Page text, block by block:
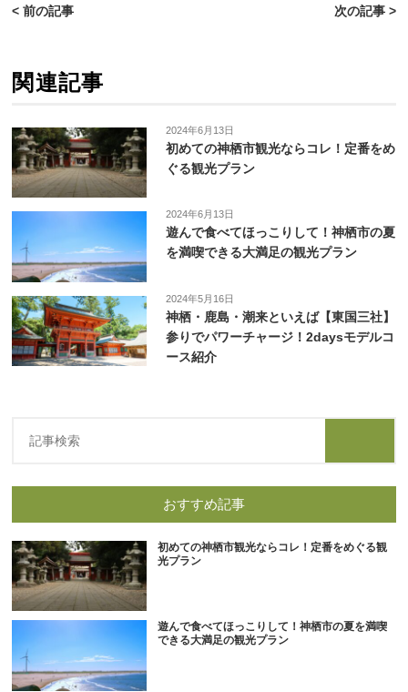
< 前の記事 次の記事 >
関連記事
2024年6月13日
初めての神栖市観光ならコレ！定番をめ
ぐる観光プラン
2024年6月13日
遊んで食べてほっこりして！神栖市の夏
を満喫できる大満足の観光プラン
2024年5月16日
神栖・鹿島・潮来といえば【東国三社】
参りでパワーチャージ！2daysモデルコ
ース紹介
おすすめ記事
初めての神栖市観光ならコレ！定番をめぐる観
光プラン
遊んで食べてほっこりして！神栖市の夏を満喫
できる大満足の観光プラン